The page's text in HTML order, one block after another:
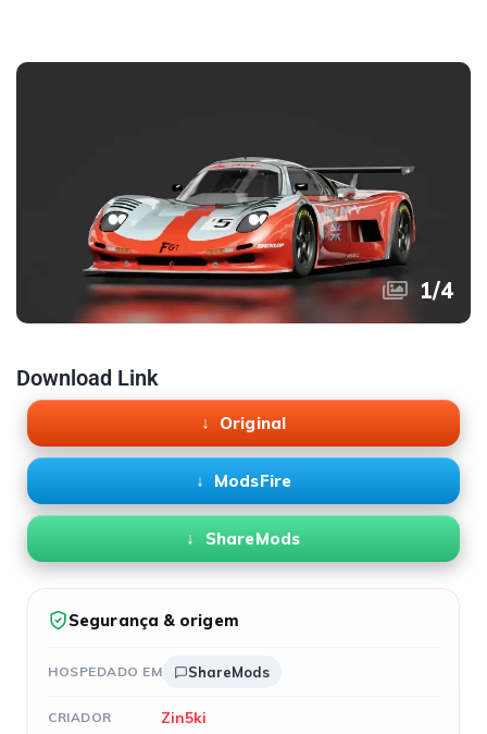
1/4
Download Link
Original
ModsFire
ShareMods
Segurança & origem
HOSPEDADO EM ShareMods
CRIADOR Zin5ki